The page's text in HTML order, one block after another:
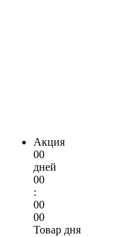
Акция
00
дней
00
:
00
00
Товар дня